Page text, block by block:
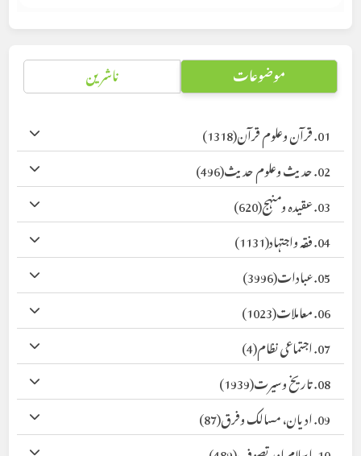
موضوعات ناشرین
01. قرآن وعلوم قرآن
(1318)
02. حدیث وعلوم حدیث
(496)
03. عقیدہ ومنہج
(620)
04. فقہ واجتہاد
(1131)
05. عبادات
(3996)
06. معاملات
(1023)
07. اجتماعی نظام
(4)
08. تاریخ وسیرت
(1939)
09. ادیان، مسالک وفرق
(87)